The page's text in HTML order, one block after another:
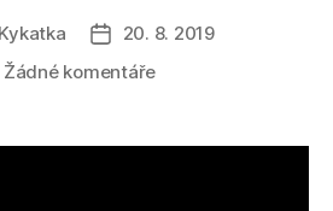
Kykatka
Datum
příspěvku
20. 8. 2019
Žádné komentářeu
názvem